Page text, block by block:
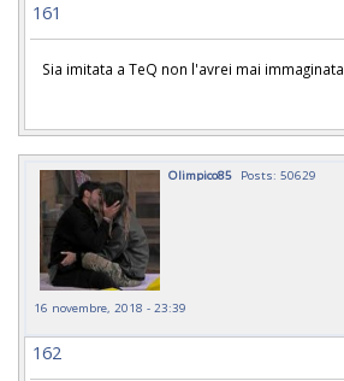
161
Sia imitata a TeQ non l'avrei mai immaginata
Olimpico85 Posts: 50629
16 novembre, 2018 - 23:39
162